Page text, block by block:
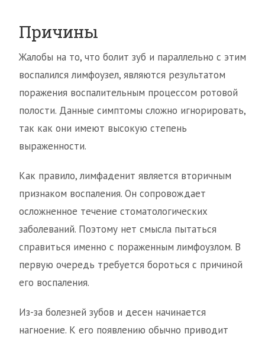
Причины
Жалобы на то, что болит зуб и параллельно с этим
воспалился лимфоузел, являются результатом
поражения воспалительным процессом ротовой
полости. Данные симптомы сложно игнорировать,
так как они имеют высокую степень
выраженности.
Как правило, лимфаденит является вторичным
признаком воспаления. Он сопровождает
осложненное течение стоматологических
заболеваний. Поэтому нет смысла пытаться
справиться именно с пораженным лимфоузлом. В
первую очередь требуется бороться с причиной
его воспаления.
Из-за болезней зубов и десен начинается
нагноение. К его появлению обычно приводит